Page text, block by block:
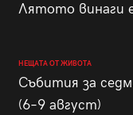
Лятото винаги
НЕЩАТА ОТ ЖИВОТА
Събития за
(6–9 август)